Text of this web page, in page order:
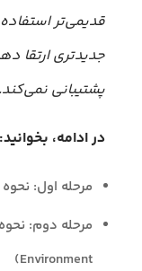
قدیمی‌تر
جدیدتری ارتقا
پشتیبانی نمی‌کند.
در ادامه، بخوانید:
مرحله اول:
Environment)